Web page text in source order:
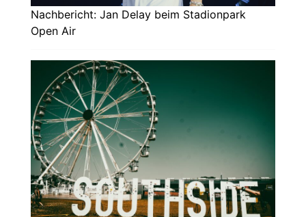
Nachbericht: Jan Delay beim Stadionpark
Open Air